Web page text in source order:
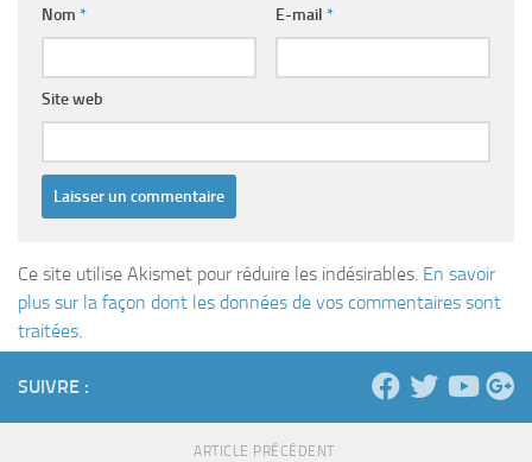
Nom * E-mail *
Site web
Ce site utilise Akismet pour réduire les indésirables. En savoir
plus sur la façon dont les données de vos commentaires sont
traitées.
SUIVRE :
ARTICLE PRÉCÉDENT